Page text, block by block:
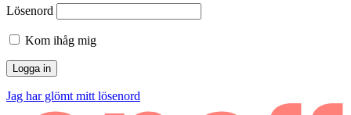
Lösenord
Kom ihåg mig
Jag har glömt mitt lösenord